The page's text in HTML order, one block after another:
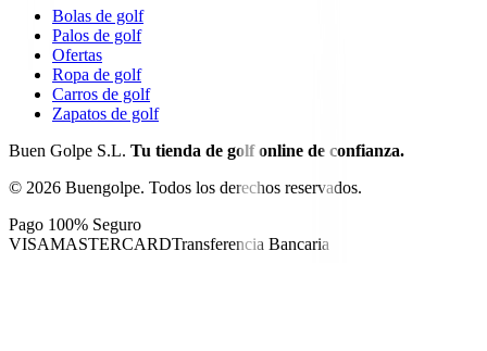
Bolas de golf
Palos de golf
Ofertas
Ropa de golf
Carros de golf
Zapatos de golf
Buen Golpe S.L. Tu tienda de golf online de confianza.
© 2026 Buengolpe. Todos los derechos reservados.
Pago 100% Seguro
VISAMASTERCARDTransferencia Bancaria